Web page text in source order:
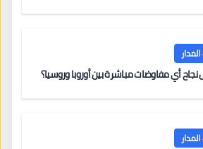
أي مفاوضات مباشرة بين أوروبا وروسيا؟